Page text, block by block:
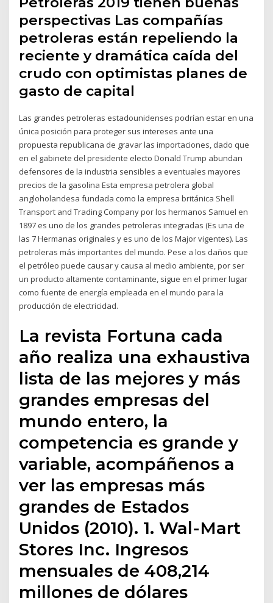
perspectivas Las compañías
petroleras están repeliendo la
reciente y dramática caída del
crudo con optimistas planes de
gasto de capital
Las grandes petroleras estadounidenses podrían estar en una
única posición para proteger sus intereses ante una
propuesta republicana de gravar las importaciones, dado que
en el gabinete del presidente electo Donald Trump abundan
defensores de la industria sensibles a eventuales mayores
precios de la gasolina Esta empresa petrolera global
angloholandesa fundada como la empresa británica Shell
Transport and Trading Company por los hermanos Samuel en
1897 es uno de los grandes petroleras integradas (Es una de
las 7 Hermanas originales y es uno de los Major vigentes). Las
petroleras más importantes del mundo. Pese a los daños que
el petróleo puede causar y causa al medio ambiente, por ser
un producto altamente contaminante, sigue en el primer lugar
como fuente de energía empleada en el mundo para la
producción de electricidad.
La revista Fortuna cada
año realiza una exhaustiva
lista de las mejores y más
grandes empresas del
mundo entero, la
competencia es grande y
variable, acompáñenos a
ver las empresas más
grandes de Estados
Unidos (2010). 1. Wal-Mart
Stores Inc. Ingresos
mensuales de 408,214
millones de dólares